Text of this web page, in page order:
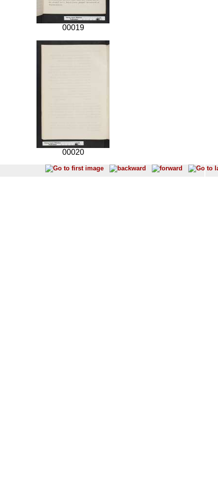
00019
00020